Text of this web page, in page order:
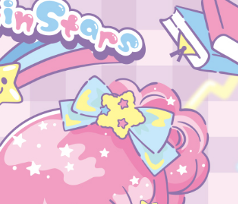
付客戶支援中心」https://netprotections.freshdesk.com/support/
【注意事項】
１．透過由恩沛科技股份有限公司提供之「AFTEE先享後付」
交易，需依本服務之必要範圍內提供個人資料，並將交易相關
求債權轉讓予恩沛科技股份有限公司。
２．關於個人資料處理事宜，請瀏覽以下網址：
https://aftee.tw/terms/#terms3
３．未成年的使用者請事先徵得法定代理人或監護人之同意方可
「AFTEE先享後付」，若未經同意申辦者引起之損失，本公司不
任。
４．使用「AFTEE先享後付」時，將依據個別帳號之用戶狀況，
即時審查核予不同之上限額度；若仍有額度不足之情形，本公司
結果請求用戶進行身份認證。
５．嚴禁一人註冊多個帳號或使用他人資訊註冊。若發現惡意使
形，恩沛科技股份有限公司將有權停止該用戶之使用額度並採取
付款後7-11取貨
每筆NT$60，滿NT$1,500(含以上)免運費
宅配
每筆NT$60，滿NT$1,500(含以上)免運費
付款後門市自取
免運費
貨到付款
每筆NT$90
國家/地區配送